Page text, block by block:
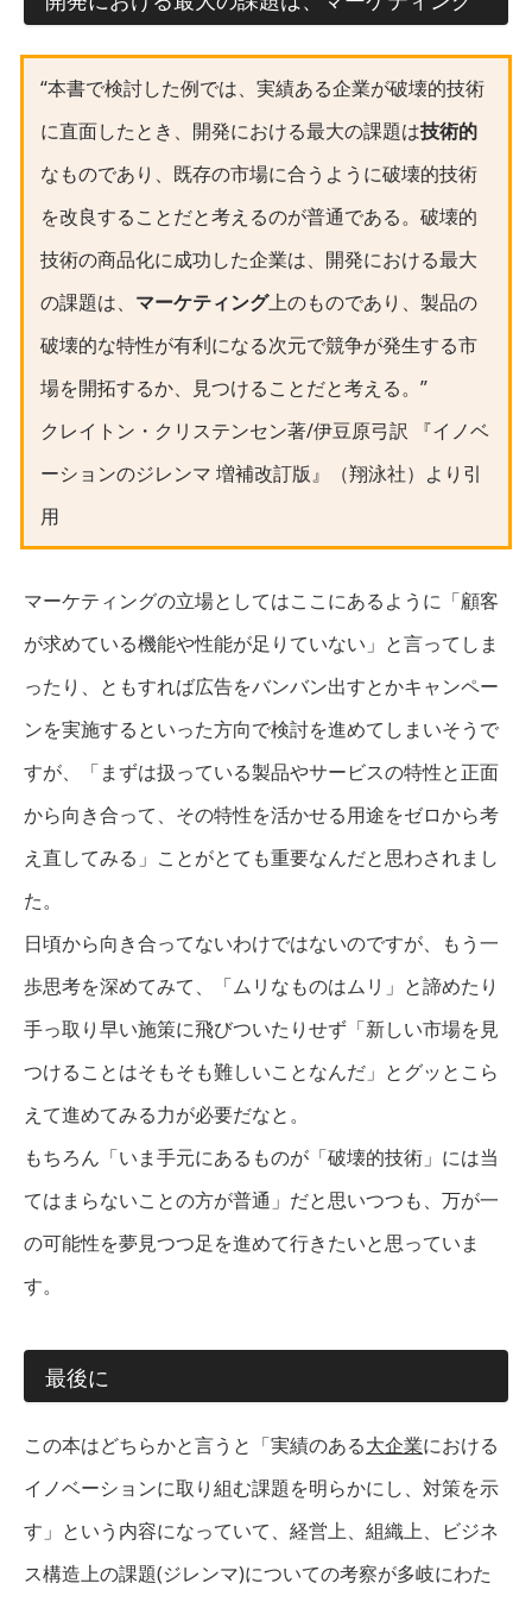
“本書で検討した例では、実績ある企業が破壊的技術
に直面したとき、開発における最大の課題は技術的
なものであり、既存の市場に合うように破壊的技術
を改良することだと考えるのが普通である。破壊的
技術の商品化に成功した企業は、開発における最大
の課題は、 マーケティング上のものであり、製品の
破壊的な特性が有利になる次元で競争が発生する市
場を開拓するか、見つけることだと考える。”
クレイトン・クリステンセン著/伊豆原弓訳 『イノベ
ーションのジレンマ 増補改訂版』（翔泳社）より引
用
マーケティングの立場としてはここにあるように「顧客
が求めている機能や性能が足りていない」と言ってしま
ったり、ともすれば広告をバンバン出すとかキャンペー
ンを実施するといった方向で検討を進めてしまいそうで
すが、「まずは扱っている製品やサービスの特性と正面
から向き合って、その特性を活かせる用途をゼロから考
え直してみる」ことがとても重要なんだと思わされまし
た。
日頃から向き合ってないわけではないのですが、もう一
歩思考を深めてみて、「ムリなものはムリ」と諦めたり
手っ取り早い施策に飛びついたりせず「新しい市場を見
つけることはそもそも難しいことなんだ」とグッとこら
えて進めてみる力が必要だなと。
もちろん「いま手元にあるものが「破壊的技術」には当
てはまらないことの方が普通」だと思いつつも、万が一
の可能性を夢見つつ足を進めて行きたいと思っていま
す。
最後に
この本はどちらかと言うと「実績のある大企業における
イノベーションに取り組む課題を明らかにし、対策を示
す」という内容になっていて、経営上、組織上、ビジネ
ス構造上の課題(ジレンマ)についての考察が多岐にわた